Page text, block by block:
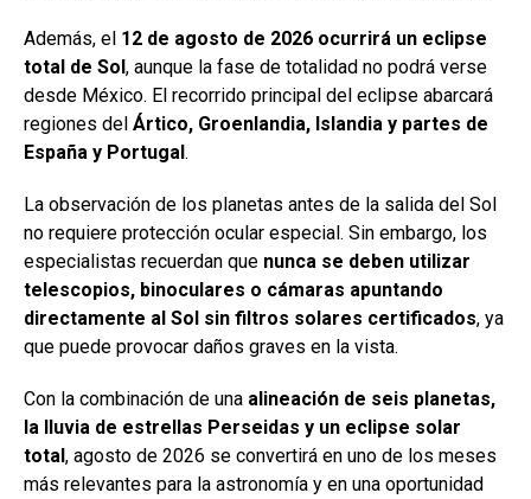
Además, el 12 de agosto de 2026 ocurrirá un eclipse
total de Sol , aunque la fase de totalidad no podrá verse
desde México. El recorrido principal del eclipse abarcará
regiones del Ártico, Groenlandia, Islandia y partes de
España y Portugal .
La observación de los planetas antes de la salida del Sol
no requiere protección ocular especial. Sin embargo, los
especialistas recuerdan que nunca se deben utilizar
telescopios, binoculares o cámaras apuntando
directamente al Sol sin filtros solares certificados, ya
que puede provocar daños graves en la vista.
Con la combinación de una alineación de seis planetas,
la lluvia de estrellas Perseidas y un eclipse solar
total , agosto de 2026 se convertirá en uno de los meses
más relevantes para la astronomía y en una oportunidad